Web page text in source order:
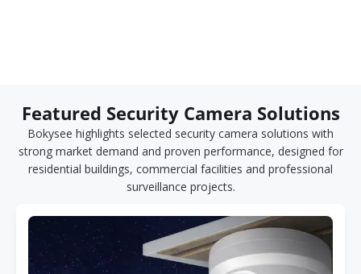
Featured Security Camera Solutions
Bokysee highlights selected security camera solutions with
strong market demand and proven performance, designed for
residential buildings, commercial facilities and professional
surveillance projects.